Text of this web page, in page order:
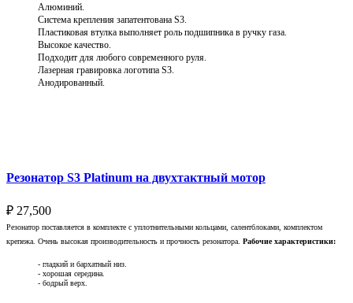
Алюминий.
Система крепления запатентована S3.
Пластиковая втулка выполняет роль подшипника в ручку газа.
Высокое качество.
Подходит для любого современного руля.
Лазерная гравировка логотипа S3.
Анодированный.
Резонатор S3 Platinum на двухтактный мотор
₽ 27,500
Резонатор поставляется в комплекте с уплотнительными кольцами, салентблоками, комплектом
крепежа. Очень высокая производительность и прочность резонатора. Рабочие характеристики:
- гладкий и бархатный низ.
- хорошая середина.
- бодрый верх.